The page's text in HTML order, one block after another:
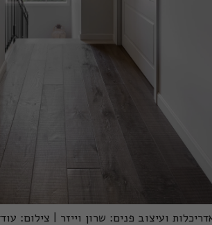
ועיצוב פנים: שרון וייזר | צילום: